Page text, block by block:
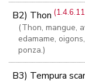
B2) Thon
(Thon, mangue,
edamame,
ponza.)
B3) Tempura